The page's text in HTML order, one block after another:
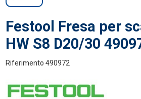
Festool Fresa per
HW S8 D20/30
Riferimento 490972